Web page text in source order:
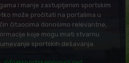
i manje zastupljenim sportskim
može pročitati na portalima u
čitaocima donosimo relevantne,
koje mogu imati stvarnu
sportskih dešavanja.